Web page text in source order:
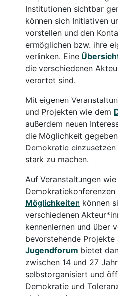
Institutionen sichtbar
können sich Initiativen
vorstellen und den
ermöglichen bzw. ihre
verlinken. Eine
die verschiedenen
verortet sind.
Mit eigenen
und Projekten wie dem
außerdem neuen
die Möglichkeit
Demokratie
stark zu machen.
Auf Veranstaltungen wie
Demokratiekonferenzen
Möglichkeiten können
verschiedenen
kennenlernen und über
bevorstehende Projekte
Jugendforum bietet
zwischen 14 und 27
selbstorganisiert und
Demokratie und